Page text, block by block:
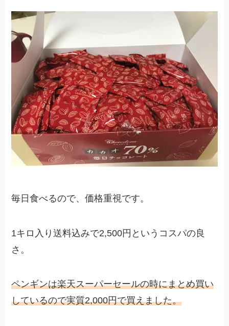
毎日食べるので、価格重視です。
1キロ入り送料込みで2,500円というコスパの良
さ。
ペンギンは楽天スーパーセールの時にまとめ買い
しているので実質2,000円で買えました。